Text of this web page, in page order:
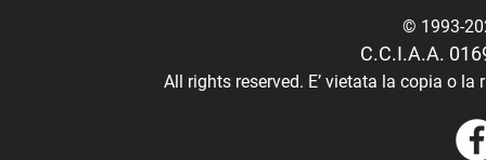
© 1993-
C.C.I.A.A.
All rights reserved. E’ vietata la copia o